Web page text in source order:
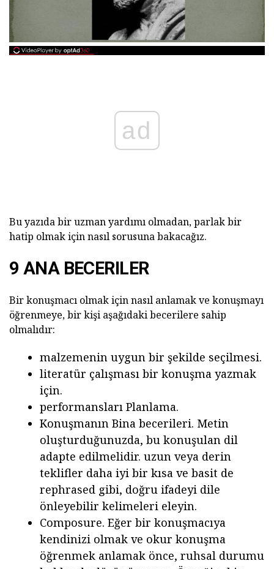
ad
Bu yazıda bir uzman yardımı olmadan, parlak bir
hatip olmak için nasıl sorusuna bakacağız.
9 ANA BECERILER
Bir konuşmacı olmak için nasıl anlamak ve konuşmayı
öğrenmeye, bir kişi aşağıdaki becerilere sahip
olmalıdır:
malzemenin uygun bir şekilde seçilmesi.
literatür çalışması bir konuşma yazmak
için.
performansları Planlama.
Konuşmanın Bina becerileri. Metin
oluşturduğunuzda, bu konuşulan dil
adapte edilmelidir. uzun veya derin
teklifler daha iyi bir kısa ve basit de
rephrased gibi, doğru ifadeyi dile
önleyebilir kelimeleri eleyin.
Composure. Eğer bir konuşmacıya
kendinizi olmak ve okur konuşma
öğrenmek anlamak önce, ruhsal durumu